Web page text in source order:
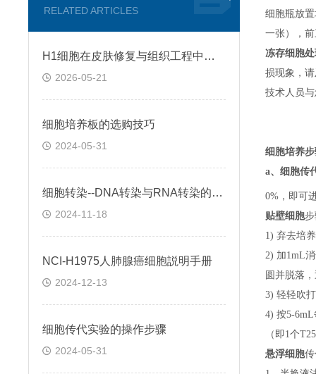
RELATED ARTICLES
H1细胞在皮肤修复与组织工程中的应用前景
2026-05-21
细胞培养板的选购技巧
2024-05-31
细胞转染--DNA转染与RNA转染的区别
2024-11-18
NCI-H1975人肺腺癌细胞説明手册
2024-12-13
细胞传代实验的操作步骤
2024-05-31
细胞瓶放
一张）
，
冻存细胞
损现象，
技术人员
细胞培养
a、 细胞传
0%，即可
贴壁细胞
1) 弃去培
2) 加1mL
圆并脱落
3) 轻轻吹
4) 按5-
（即1个
悬浮细胞